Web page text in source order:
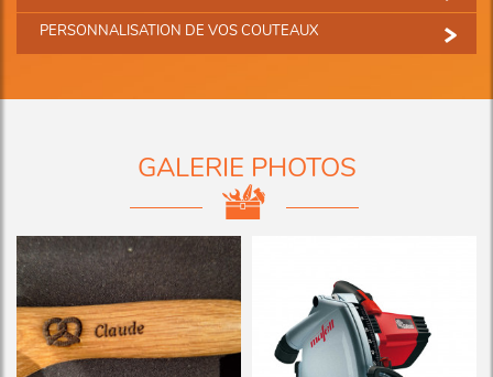
PERSONNALISATION DE VOS COUTEAUX
GALERIE PHOTOS